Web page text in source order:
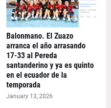
Balonmano. El Zuazo
arranca el año arrasando
17-33 al Pereda
santanderino y ya es quinto
en el ecuador de la
temporada
January 13, 2026